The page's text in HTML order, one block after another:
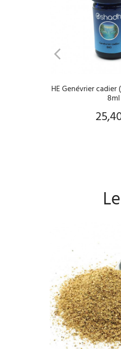
AJOUTER
HE Genévrier cadier
8ml